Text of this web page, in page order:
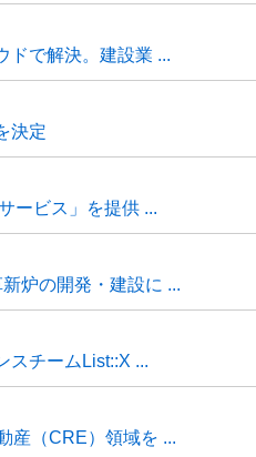
ドで解決。建設業 ...
決定
ービス」を提供 ...
炉の開発・建設に ...
スチームList::X ...
産（CRE）領域を ...